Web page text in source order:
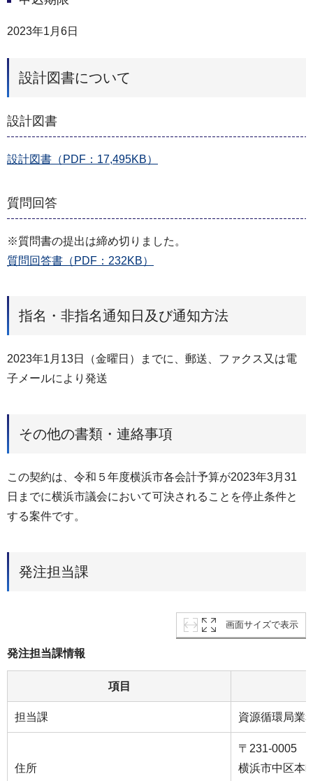
2023年1月6日
設計図書について
設計図書
設計図書（PDF：17,495KB）
質問回答
※質問書の提出は締め切りました。
質問回答書（PDF：232KB）
指名・非指名通知日及び通知方法
2023年1月13日（金曜日）までに、郵送、ファクス又は電
子メールにより発送
その他の書類・連絡事項
この契約は、令和５年度横浜市各会計予算が2023年3月31
日までに横浜市議会において可決されることを停止条件と
する案件です。
発注担当課
画面サイズで表示
発注担当課情報
項目
担当課 資源循環局業
住所
〒231-0005
横浜市中区本